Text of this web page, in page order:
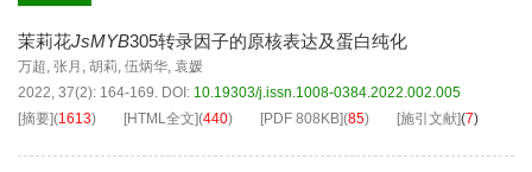
茉莉花JsMYB305转录因子的原核表达及蛋白纯化
万超, 张月 , 胡莉, 伍炳华, 袁媛
2022, 37(2): 164-169. DOI: 10.19303/j.issn.1008-0384.2022.002.005
[摘要](1613) [HTML全文](440) [PDF 808KB](85) [施引文献](7)